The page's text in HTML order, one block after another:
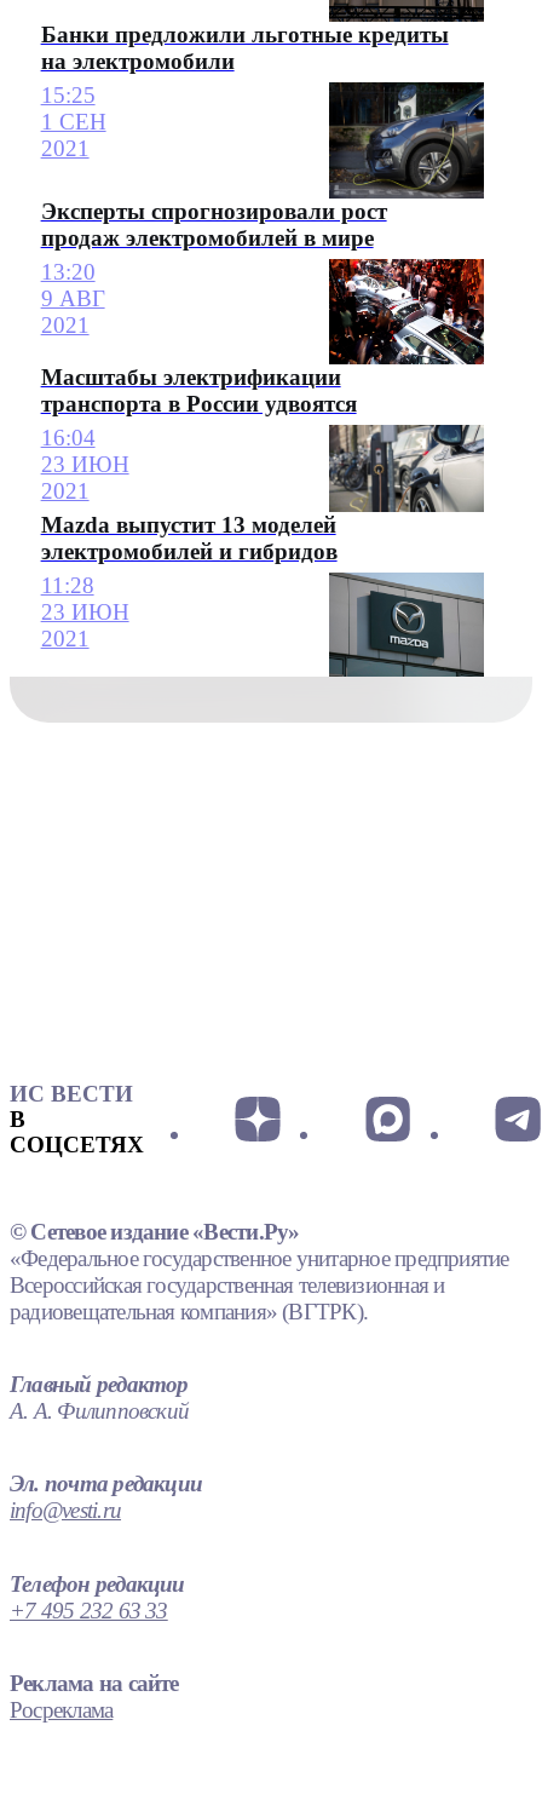
Банки предложили льготные кредиты
на электромобили
15:25
1 СЕН
2021
Эксперты спрогнозировали рост
продаж электромобилей в мире
13:20
9 АВГ
2021
Масштабы электрификации
транспорта в России удвоятся
16:04
23 ИЮН
2021
Mazda выпустит 13 моделей
электромобилей и гибридов
11:28
23 ИЮН
2021
ИС ВЕСТИ
В
СОЦСЕТЯХ
© Сетевое издание «Вести.Ру»
«Федеральное государственное унитарное предприятие
Всероссийская государственная телевизионная и
радиовещательная компания» (ВГТРК).
Главный редактор
А. А. Филипповский
Эл. почта редакции
info@vesti.ru
Телефон редакции
+7 495 232 63 33
Реклама на сайте
Росреклама